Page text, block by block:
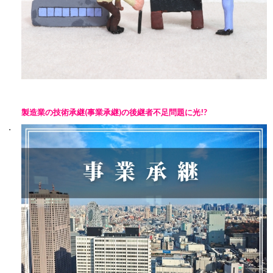
製造業の技術承継(事業承継)の後継者不足問題に光!?